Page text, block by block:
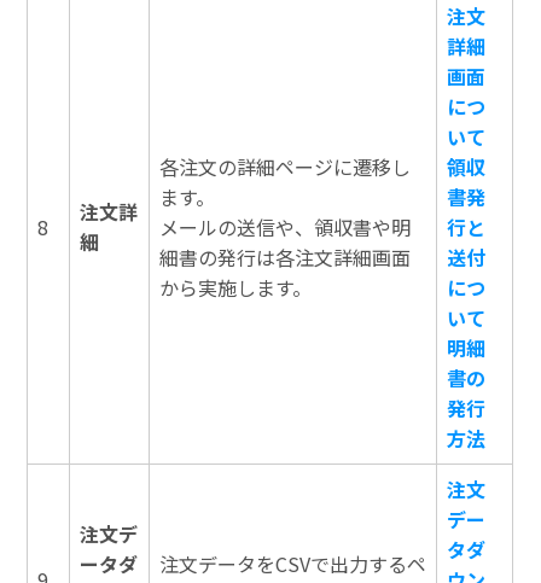
8
注文詳
細
各注文の詳細ページに遷移し
ます。
メールの送信や、領収書や明
細書の発行は各注文詳細画面
から実施します。
注文
詳細
画面
につ
いて
領収
書発
行と
送付
につ
いて
明細
書の
発行
方法
注文デ
ータダ
注文データをCSVで出力するペ
注文
デー
タダ